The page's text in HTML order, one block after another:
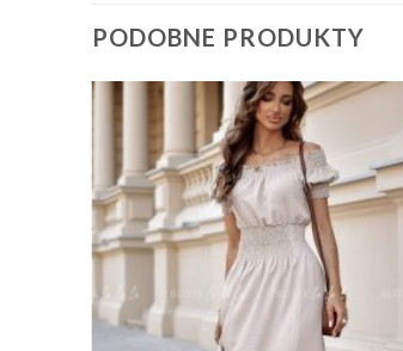
PODOBNE PRODUKTY